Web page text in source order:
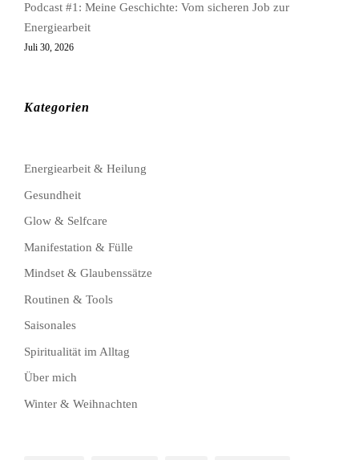
Podcast #1: Meine Geschichte: Vom sicheren Job zur
Energiearbeit
Juli 30, 2026
Kategorien
Energiearbeit & Heilung
Gesundheit
Glow & Selfcare
Manifestation & Fülle
Mindset & Glaubenssätze
Routinen & Tools
Saisonales
Spiritualität im Alltag
Über mich
Winter & Weihnachten